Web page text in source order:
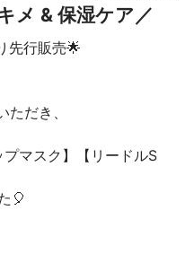
メ & 保湿ケア／
先行販売🌟
だき、
マスク】【リードルS
🎈